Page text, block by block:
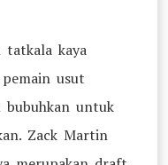
tatkala kaya
usut
untuk
Zack Martin